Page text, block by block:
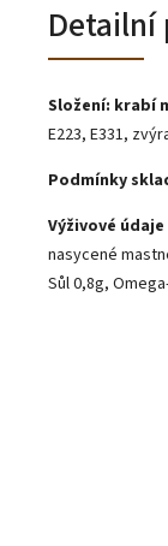
Detailní
Složení: krabí
E223, E331,
Podmínky
Výživové údaje
nasycené
Sůl 0,8g,